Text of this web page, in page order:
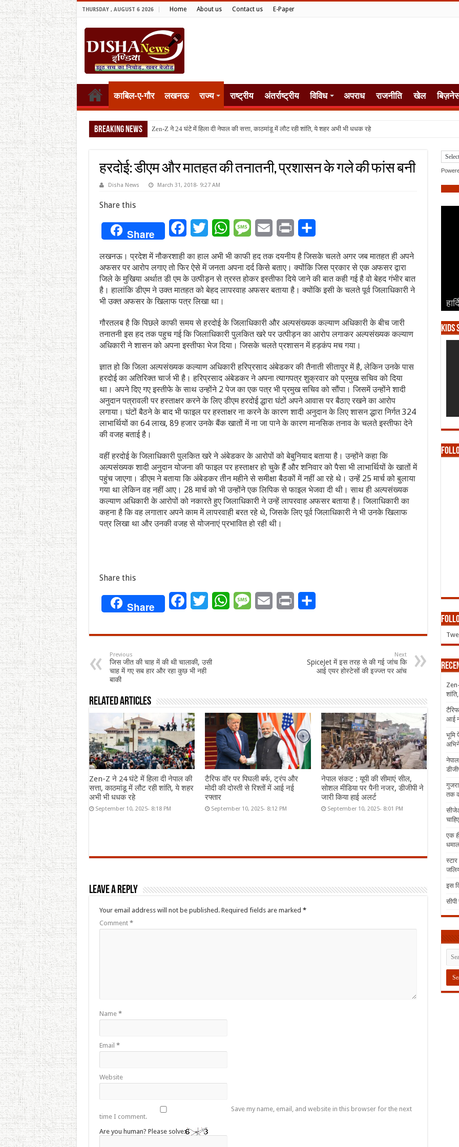
THURSDAY , AUGUST 6 2026 Home About us Contact us E-Paper
काबिल-ए-गौर लखनऊ राज्य राष्ट्रीय अंतर्राष्ट्रीय विविध अपराध राजनीति खेल
Breaking News टैरिफ वॉर पर पिघल
हरदोई: डीएम और मातहत की तनातनी, प्रशासन के गले की फांस बनी
Disha News March 31, 2018- 9:27 AM
Share this
Share FacebookTwitterWhatsAppMessageEmail Print
लखनऊ। प्रदेश में नौकरशाही का हाल अभी भी काफी हद तक दयनीय है जिसके चलते अगर जब मातहत ही अपने
अफसर पर आरोप लगाए तो फिर ऐसे में जनता अपना दर्द किसे बताए। क्योंकि जिस प्रकार से एक अफसर द्वारा
जिले के मुखिया अर्थात डी एम के उत्पीड़न से त्रस्त होकर इस्तीफा दिये जाने की बात कही गई है वो बेहद गंभीर बात
है। हालांकि डीएम ने उक्त मातहत को बेहद लापरवाह अफसर बताया है। क्योंकि इसी के चलते पूर्व जिलाधिकारी ने
भी उक्त अफसर के खिलाफ पत्र लिखा था।
गौरतलब है कि पिछले काफी समय से हरदोई के जिलाधिकारी और अल्पसंख्यक कल्याण अधिकारी के बीच जारी
तनातनी इस हद तक पहुच गई कि जिलाधिकारी पुलकित खरे पर उत्पीड़न का आरोप लगाकर अल्पसंख्यक कल्याण
अधिकारी ने शासन को अपना इस्तीफा भेज दिया। जिसके चलते प्रशासन में हड़कंप मच गया।
ज्ञात हो कि जिला अल्पसंख्यक कल्याण अधिकारी हरिप्रसाद अंबेडकर की तैनाती सीतापुर में है, लेकिन उनके पास
हरदोई का अतिरिक्त चार्ज भी है। हरिप्रसाद अंबेडकर ने अपना त्यागपत्र शुक्रवार को प्रमुख सचिव को दिया
था। अपने दिए गए इस्तीफे के साथ उन्होंने 2 पेज का एक पत्र भी प्रमुख सचिव को सौंपा। जिसमें उन्होंने शादी
अनुदान पत्रावली पर हस्ताक्षर करने के लिए डीएम हरदोई द्धारा घंटों अपने आवास पर बैठाए रखने का आरोप
लगाया। घंटों बैठने के बाद भी फाइल पर हस्ताक्षर ना करने के कारण शादी अनुदान के लिए शासन द्धारा निर्गत 324
लाभार्थियों का 64 लाख, 89 हजार उनके बैंक खातों में ना जा पाने के कारण मानसिक तनाव के चलते इस्तीफा देने
की वजह बताई है।
वहीं हरदोई के जिलाधिकारी पुलकित खरे ने अंबेडकर के आरोपों को बेबुनियाद बताया है। उन्होंने कहा कि
अल्पसंख्यक शादी अनुदान योजना की फाइल पर हस्ताक्षर हो चुके हैैं और शनिवार को पैसा भी लाभार्थियों के खातों में
पहुंच जाएगा। डीएम ने बताया कि अंबेडकर तीन महीने से समीक्षा बैठकों में नहीं आ रहे थे। उन्हें 25 मार्च को बुलाया
गया था लेकिन वह नहीं आए। 28 मार्च को भी उन्होंने एक लिपिक से फाइल भेजवा दी थी। साथ ही अल्पसंख्यक
कल्याण अधिकारी के आरोपों को नकारते हुए जिलाधिकारी ने उन्हें लापरवाह अफसर बताया है। जिलाधिकारी का
कहना है कि वह लगातार अपने काम में लापरवाही बरत रहे थे, जिसके लिए पूर्व जिलाधिकारी ने भी उनके खिलाफ
पत्र लिखा था और उनकी वजह से योजनाएं प्रभावित हो रही थी।
Share this
Share FacebookTwitterWhatsAppMessageEmail Print
Previous
जिस जीत की चाह में की थी चालाकी, उसी
चाह में गए सब हार और रहा कुछ भी नही
बाकी
Next
SpiceJet में इस तरह से की गई जांच कि
आई एयर होस्टेसों की इज्ज्त पर आंच
Related Articles
Zen-Z ने 24 घंटे में हिला दी नेपाल की
सत्ता, काठमांडू में लौट रही शांति, ये शहर
अभी भी धधक रहे
September 10, 2025- 8:18 PM
टैरिफ वॉर पर पिघली बर्फ, ट्रंप और
मोदी की दोस्ती से रिश्तों में आई नई
रफ्तार
September 10, 2025- 8:12 PM
नेपाल संकट : यूपी की सीमाएं सील,
सोशल मीडिया पर पैनी नजर, डीजीपी ने
जारी किया हाई अलर्ट
September 10, 2025- 8:01 PM
Leave a Reply
Your email address will not be published. Required fields are marked *
Comment *
Name *
Email *
Website
Save my name, email, and website in this browser for the next
time I comment.
Are you human? Please solve:
Kids
आई
भूमि
तक
एक
इस